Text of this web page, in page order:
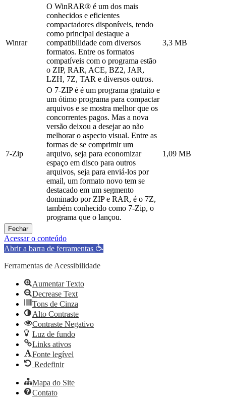
Winrar
O WinRAR® é um dos mais
conhecidos e eficientes
compactadores disponíveis, tendo
como principal destaque a
compatibilidade com diversos
formatos. Entre os formatos
compatíveis com o programa estão
o ZIP, RAR, ACE, BZ2, JAR,
LZH, 7Z, TAR e diversos outros.
3,3 MB
7-Zip
O 7-ZIP é é um programa gratuito e
um ótimo programa para compactar
arquivos e se mostra melhor que os
concorrentes pagos. Mas a nova
versão deixou a desejar ao não
melhorar o aspecto visual. Entre as
formas de se comprimir um
arquivo, seja para economizar
espaço em disco para outros
arquivos, seja para enviá-los por
email, um formato novo tem se
destacado em um segmento
dominado por ZIP e RAR, é o 7Z,
também conhecido como 7-Zip, o
programa que o lançou.
1,09 MB
Fechar
Acessar o conteúdo
Abrir a barra de ferramentas
Ferramentas de Acessibilidade
Aumentar Texto
Decrease Text
Tons de Cinza
Alto Contraste
Contraste Negativo
Luz de fundo
Links ativos
Fonte legível
Redefinir
Mapa do Site
Contato